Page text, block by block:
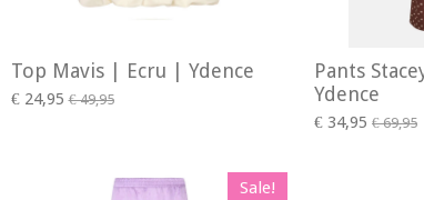
Top Mavis | Ecru | Ydence
€ 24,95 € 49,95
Pants
Ydence
€ 34,95 € 69,95
Sale!